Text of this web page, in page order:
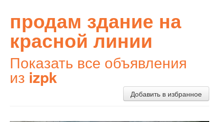
продам здание на
красной линии
Показать все объявления
из izpk
Добавить в избранное